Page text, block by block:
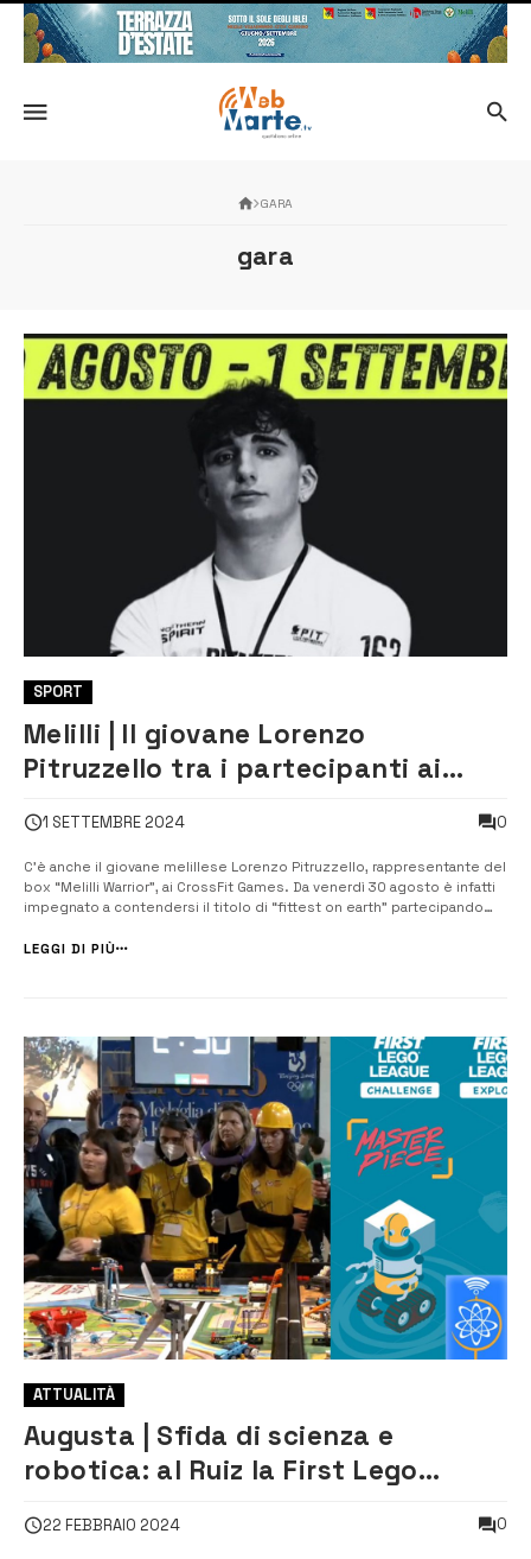
GARA
gara
SPORT
Melilli | Il giovane Lorenzo
Pitruzzello tra i partecipanti ai
1 SETTEMBRE 2024 0
C’è anche il giovane melillese Lorenzo Pitruzzello, rappresentante del
box “Melilli Warrior”, ai CrossFit Games. Da venerdì 30 agosto è infatti
impegnato a contendersi il titolo di “fittest on earth” partecipando
che si svolge a Three Rivers, nel Michigan, Stati Uniti d’Ameri...
LEGGI DI PIÙ
ATTUALITÀ
Augusta | Sfida di scienza e
robotica: al Ruiz la First Lego
22 FEBBRAIO 2024 0